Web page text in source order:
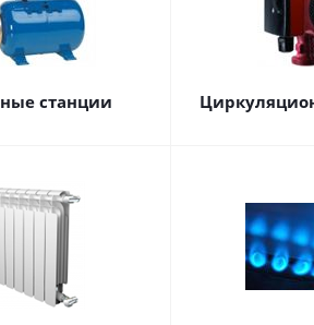
станции